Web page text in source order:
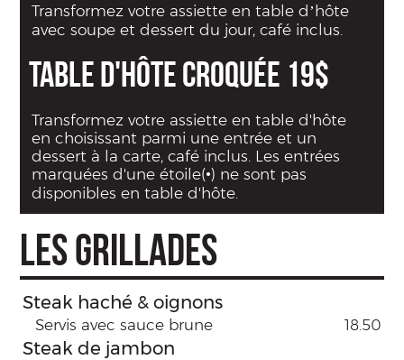
Transformez votre assiette en table d’hôte
avec soupe et dessert du jour, café inclus.
TABLE D'HÔTE CROQUÉE 19$
Transformez votre assiette en table d'hôte
en choisissant parmi une entrée et un
dessert à la carte, café inclus. Les entrées
marquées d'une étoile(•) ne sont pas
disponibles en table d'hôte.
LES GRILLADES
Steak haché & oignons
Servis avec sauce brune 18.50
Steak de jambon